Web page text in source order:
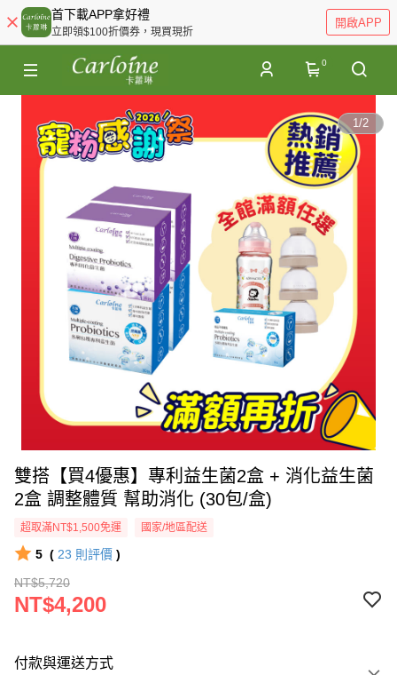
首下載APP拿好禮
立即領$100折價券，現買現折
開啟APP
0
1/2
雙搭【買4優惠】專利益生菌2盒 + 消化益生菌
2盒 調整體質 幫助消化 (30包/盒)
超取滿NT$1,500免運 國家/地區配送
5 ( 23 則評價 )
NT$5,720
NT$4,200
付款與運送方式